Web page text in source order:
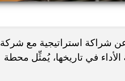
عن شراكة استراتيجية مع شركة
عالية الأداء في تاريخها، يُمثِّل محطة